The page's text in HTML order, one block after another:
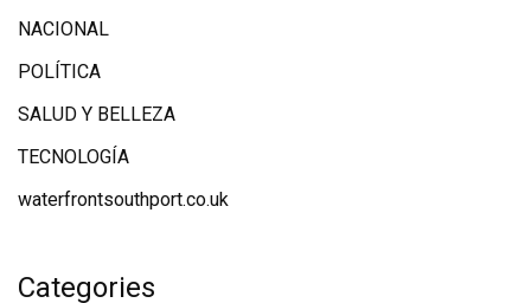
NACIONAL
POLÍTICA
SALUD Y BELLEZA
TECNOLOGÍA
waterfrontsouthport.co.uk
Categories